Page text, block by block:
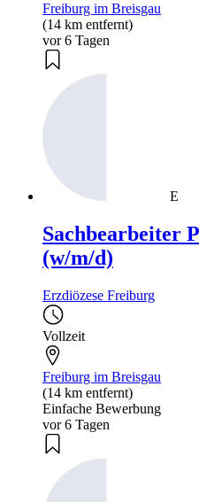
Freiburg im Breisgau
(14 km entfernt)
vor 6 Tagen
E
Sachbearbeiter
(w/m/d)
Erzdiözese Freiburg
Vollzeit
Freiburg im Breisgau
(14 km entfernt)
Einfache Bewerbung
vor 6 Tagen